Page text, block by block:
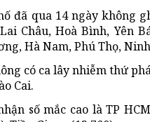
đã qua 14 ngày
Châu, Hoà Bình, Yên
Hà Nam, Phú Thọ,
có ca lây nhiễm thứ
Cai.
số mắc cao là TP